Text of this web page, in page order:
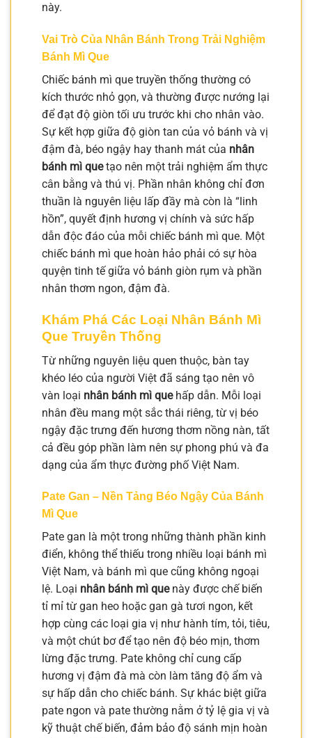
này.
Vai Trò Của Nhân Bánh Trong Trải Nghiệm
Bánh Mì Que
Chiếc bánh mì que truyền thống thường có
kích thước nhỏ gọn, và thường được nướng lại
để đạt độ giòn tối ưu trước khi cho nhân vào.
Sự kết hợp giữa độ giòn tan của vỏ bánh và vị
đậm đà, béo ngậy hay thanh mát của nhân
bánh mì quetạo nên một trải nghiệm ẩm thực
cân bằng và thú vị. Phần nhân không chỉ đơn
thuần là nguyên liệu lấp đầy mà còn là “linh
hồn”, quyết định hương vị chính và sức hấp
dẫn độc đáo của mỗi chiếc bánh mì que. Một
chiếc bánh mì que hoàn hảo phải có sự hòa
quyện tinh tế giữa vỏ bánh giòn rụm và phần
nhân thơm ngon, đậm đà.
Khám Phá Các Loại Nhân Bánh Mì
Que Truyền Thống
Từ những nguyên liệu quen thuộc, bàn tay
khéo léo của người Việt đã sáng tạo nên vô
vàn loại nhân bánh mì quehấp dẫn. Mỗi loại
nhân đều mang một sắc thái riêng, từ vị béo
ngậy đặc trưng đến hương thơm nồng nàn, tất
cả đều góp phần làm nên sự phong phú và đa
dạng của ẩm thực đường phố Việt Nam.
Pate Gan – Nền Tảng Béo Ngậy Của Bánh
Mì Que
Pate gan là một trong những thành phần kinh
điển, không thể thiếu trong nhiều loại bánh mì
Việt Nam, và bánh mì que cũng không ngoại
lệ. Loại nhân bánh mì quenày được chế biến
tỉ mỉ từ gan heo hoặc gan gà tươi ngon, kết
hợp cùng các loại gia vị như hành tím, tỏi, tiêu,
và một chút bơ để tạo nên độ béo mịn, thơm
lừng đặc trưng. Pate không chỉ cung cấp
hương vị đậm đà mà còn làm tăng độ ẩm và
sự hấp dẫn cho chiếc bánh. Sự khác biệt giữa
pate ngon và pate thường nằm ở tỷ lệ gia vị và
kỹ thuật chế biến, đảm bảo độ sánh mịn hoàn